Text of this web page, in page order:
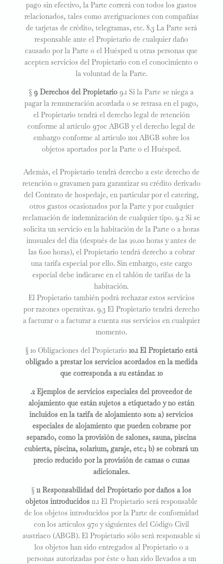
pago sin efectivo, la Parte correrá con todos los gastos
relacionados, tales como averiguaciones con compañías
de tarjetas de crédito, telegramas, etc. 8.3 La Parte será
responsable ante el Propietario de cualquier daño
causado por la Parte o el Huésped u otras personas que
acepten servicios del Propietario con el conocimiento o
la voluntad de la Parte.
§9 Derechos del Propietario 9.1 Si la Parte se niega a
pagar la remuneración acordada o se retrasa en el pago,
el Propietario tendrá el derecho legal de retención
conforme al artículo 970c ABGB y el derecho legal de
embargo conforme al artículo 1101 ABGB sobre los
objetos aportados por la Parte o el Huésped.
Además, el Propietario tendrá derecho a este derecho de
retención o gravamen para garantizar su crédito derivado
del Contrato de hospedaje, en particular por el catering,
otros gastos ocasionados por la Parte y por cualquier
reclamación de indemnización de cualquier tipo. 9.2 Si se
solicita un servicio en la habitación de la Parte o a horas
inusuales del día (después de las 20.00 horas y antes de
las 6.00 horas), el Propietario tendrá derecho a cobrar
una tarifa especial por ello. Sin embargo, este cargo
especial debe indicarse en el tablón de tarifas de la
habitación.
El Propietario también podrá rechazar estos servicios
por razones operativas. 9.3 El Propietario tendrá derecho
a facturar o a facturar a cuenta sus servicios en cualquier
momento.
§ 10 Obligaciones del Propietario 10.1 El Propietario está
obligado a prestar los servicios acordados en la medida
que corresponda a su estándar. 10
.2 Ejemplos de servicios especiales del proveedor de
alojamiento que están sujetos a etiquetado y no están
incluidos en la tarifa de alojamiento son: a) servicios
especiales de alojamiento que pueden cobrarse por
separado, como la provisión de salones, sauna, piscina
cubierta, piscina, solarium, garaje, etc.; b) se cobrará un
precio reducido por la provisión de camas o cunas
adicionales.
§11 Responsabilidad del Propietario por daños a los
objetos introducidos11.1 El Propietario será responsable
de los objetos introducidos por la Parte de conformidad
con los artículos 970 y siguientes del Código Civil
austriaco (ABGB). El Propietario sólo será responsable si
los objetos han sido entregados al Propietario o a
personas autorizadas por éste o han sido llevados a un